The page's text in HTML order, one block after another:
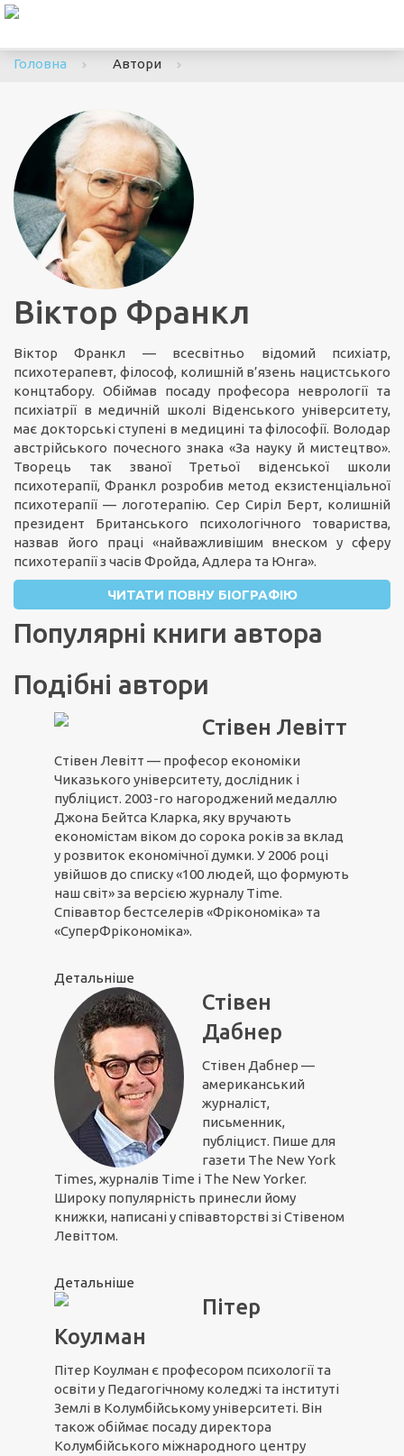
Головна
Автори
Віктор Франкл
Віктор Франкл — всесвітньо відомий психіатр,
психотерапевт, філософ, колишній в’язень нацистського
концтабору. Обіймав посаду професора неврології та
психіатрії в медичній школі Віденського університету,
має докторські ступені в медицині та філософії. Володар
австрійського почесного знака «За науку й мистецтво».
Творець так званої Третьої віденської школи
психотерапії, Франкл розробив метод екзистенціальної
психотерапії — логотерапію. Сер Сиріл Берт, колишній
президент Британського психологічного товариства,
назвав його праці «найважливішим внеском у сферу
психотерапії з часів Фройда, Адлера та Юнга».
ЧИТАТИ ПОВНУ БІОГРАФІЮ
Популярні книги автора
Подібні автори
Стівен Левітт
Стівен Левітт — професор економіки
Чиказького університету, дослідник і
публіцист. 2003-го нагороджений медаллю
Джона Бейтса Кларка, яку вручають
економістам віком до сорока років за вклад
у розвиток економічної думки. У 2006 році
увійшов до списку «100 людей, що формують
наш світ» за версією журналу Time.
Співавтор бестселерів «Фрікономіка» та
«СуперФрікономіка».
Детальніше
Стівен
Дабнер
Стівен Дабнер —
американський
журналіст,
письменник,
публіцист. Пише для
газети The New York
Times, журналів Time і The New Yorker.
Широку популярність принесли йому
книжки, написані у співавторстві зі Стівеном
Левіттом.
Детальніше
Пітер
Коулман
Пітер Коулман є професором психології та
освіти у Педагогічному коледжі та інституті
Землі в Колумбійському університеті. Він
також обіймає посаду директора
Колумбійського міжнародного центру